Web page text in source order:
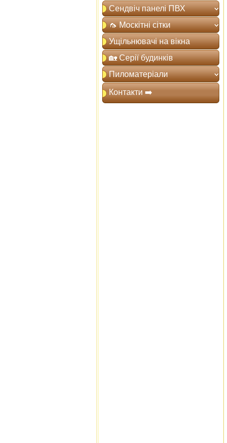
Сендвіч панелі ПВХ
🦟 Москітні сітки
Ущільнювачі на вікна
🏡 Серії будинків
Пиломатеріали
Контакти ➡️